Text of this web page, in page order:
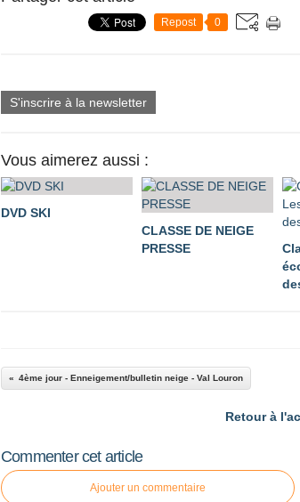
Repost 0
S'inscrire à la newsletter
Vous aimerez aussi :
DVD SKI
CLASSE DE NEIGE
PRESSE
4ème jour - Enneigement/bulletin neige - Val Louron
Retour à
Commenter cet article
Ajouter un commentaire